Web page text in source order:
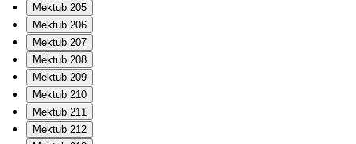
Mektub 205
Mektub 206
Mektub 207
Mektub 208
Mektub 209
Mektub 210
Mektub 211
Mektub 212